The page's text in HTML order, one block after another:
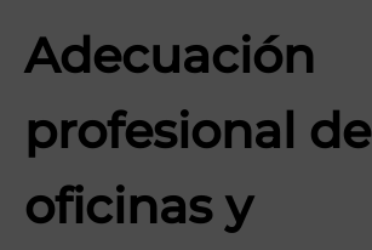
Adecuación
profesional de
oficinas y